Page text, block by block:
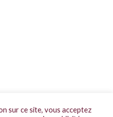
sur ce site, vous acceptez